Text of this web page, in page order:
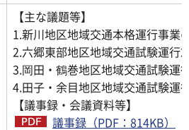
【主な議題等】
1.新川地区地域交通本格運行事業
2.六郷東部地区地域交通試験運行
3.岡田・鶴巻地区地域交通試験運
4.田子・余目地区地域交通試験運
【議事録・会議資料等】
議事録（PDF：814KB）